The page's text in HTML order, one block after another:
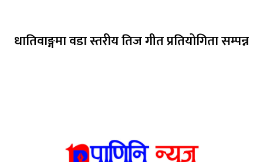
धातिवाङ्गमा वडा स्तरीय तिज गीत प्रतियोगिता सम्पन्न